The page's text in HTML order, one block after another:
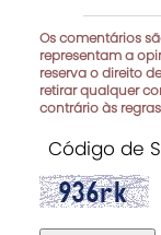
Os comentários
representam a
reserva o direito
retirar qualquer
contrário às
Código de